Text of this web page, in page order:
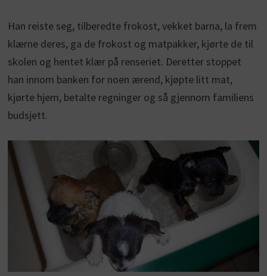
Han reiste seg, tilberedte frokost, vekket barna, la frem
klærne deres, ga de frokost og matpakker, kjørte de til
skolen og hentet klær på renseriet. Deretter stoppet
han innom banken for noen ærend, kjøpte litt mat,
kjørte hjem, betalte regninger og så gjennom familiens
budsjett.